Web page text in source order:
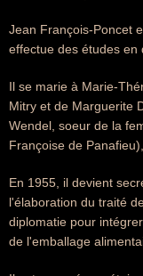
Jean François-Poncet
effectue des études en
Il se marie à Marie-
Mitry et de Marguerite
Wendel, soeur de la
Françoise de
En 1955, il devient
l'élaboration du traité
diplomatie pour
de l'emballage